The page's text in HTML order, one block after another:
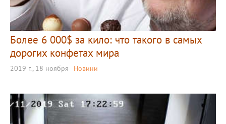
Более 6 000$ за кило: что такого в самых
дорогих конфетах мира
2019 г., 18 ноября Новини